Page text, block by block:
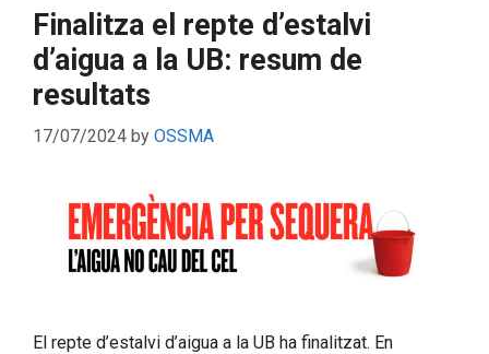
Finalitza el repte d’estalvi
d’aigua a la UB: resum de
resultats
17/07/2024 by OSSMA
El repte d’estalvi d’aigua a la UB ha finalitzat. En